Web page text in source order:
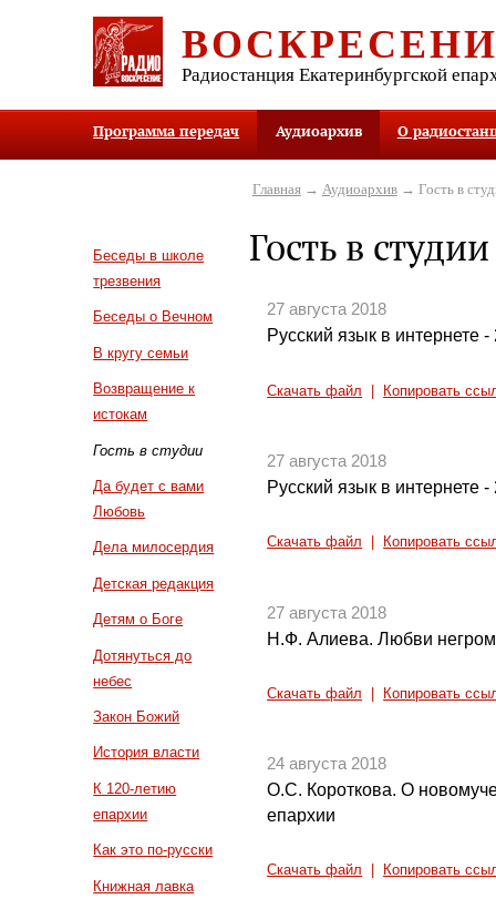
Радиостанция Екатеринбургской
Программа передач Аудиоархив О
Беседы в школе
трезвения
Беседы о Вечном
В кругу семьи
Возвращение к
истокам
Гость в студии
Да будет с вами
Любовь
Дела милосердия
Детская редакция
Детям о Боге
Дотянуться до
небес
Закон Божий
История власти
К 120-летию
епархии
Как это по-русски
Книжная лавка
Главная→ Аудиоархив→ Гость в
Гость в студии
27 августа 2018
Русский язык в интернете -
Скачать файл Копировать
27 августа 2018
Русский язык в интернете -
Скачать файл Копировать
27 августа 2018
Н.Ф. Алиева. Любви
Скачать файл Копировать
24 августа 2018
О.С. Короткова. О
епархии
Скачать файл Копировать